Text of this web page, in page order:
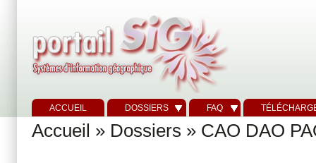
ACCUEIL DOSSIERS FAQ
Accueil » Dossiers » CAO DAO